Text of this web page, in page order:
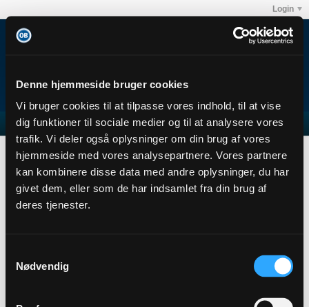
Denne hjemmeside bruger cookies
Vi bruger cookies til at tilpasse vores indhold, til at vise
dig funktioner til sociale medier og til at analysere vores
trafik. Vi deler også oplysninger om din brug af vores
hjemmeside med vores analysepartnere. Vores partnere
kan kombinere disse data med andre oplysninger, du har
givet dem, eller som de har indsamlet fra din brug af
deres tjenester.
Nødvendig
Login
Math6789 Abonnementer
Subscription
Math6789
Member
1
0